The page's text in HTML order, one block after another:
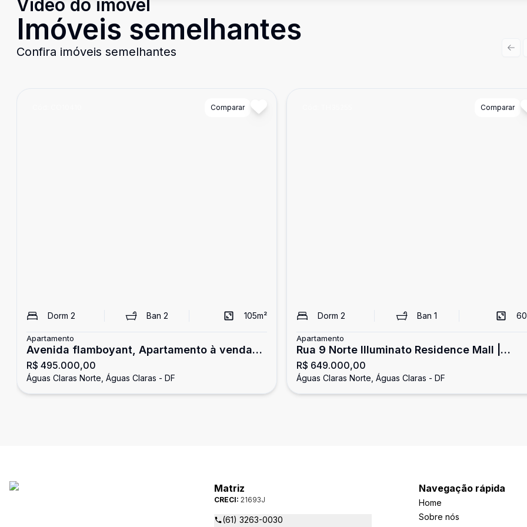
Video do imóvel
Imóveis semelhantes
Confira imóveis semelhantes
Comparar
Dorm 2 Ban2 105m²
Apartamento
Avenida flamboyant, Apartamento à venda
com 2 quartos e vaga de garagem no
Condomínio Solarium Park, Águas Claras.
R$ 495.000,00
Águas Claras Norte, Águas Claras - DF
Comparar
Dorm 2 Ban1 60
Apartamento
Rua 9 Norte Illuminato Residence Mall |
Apartamento 2 Quartos sendo 1 Suíte - Andar
alto - Reformado - Aceita Financiamento e
R$ 649.000,00
Águas Claras Norte, Águas Claras - DF
Matriz
CRECI: 21693J
(61) 3263-0030
Navegação rápida
Home
Sobre nós